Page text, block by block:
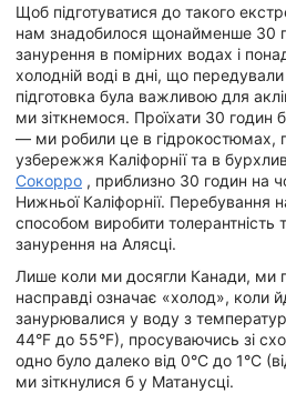
Щоб підготуватися до такого
нам знадобилося щонайменше 30
занурення в помірних водах і
холодній воді в дні, що
підготовка була важливою для
ми зіткнемося. Проїхати 30 годин
— ми робили це в гідрокостюмах,
узбережжя Каліфорнії та в
Сокорро , приблизно 30 годин на
Нижньої Каліфорнії. Перебування
способом виробити толерантність
занурення на Алясці.
Лише коли ми досягли Канади, ми
насправді означає «холод», коли
занурювалися у воду з
44°F до 55°F), просуваючись зі
одно було далеко від 0°C до 1°C
ми зіткнулися б у Матанусці.